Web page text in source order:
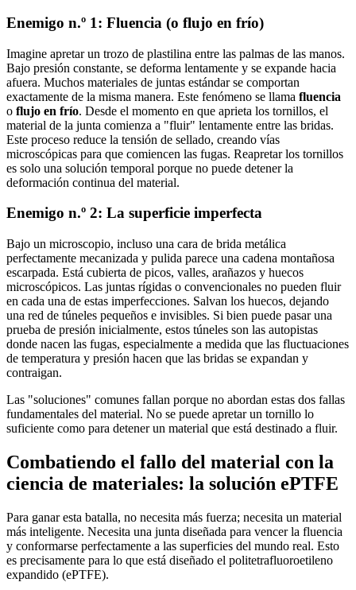
Enemigo n.º 1: Fluencia (o flujo en frío)
Imagine apretar un trozo de plastilina entre las palmas de las manos.
Bajo presión constante, se deforma lentamente y se expande hacia
afuera. Muchos materiales de juntas estándar se comportan
exactamente de la misma manera. Este fenómeno se llama fluencia
o flujo en frío. Desde el momento en que aprieta los tornillos, el
material de la junta comienza a "fluir" lentamente entre las bridas.
Este proceso reduce la tensión de sellado, creando vías
microscópicas para que comiencen las fugas. Reapretar los tornillos
es solo una solución temporal porque no puede detener la
deformación continua del material.
Enemigo n.º 2: La superficie imperfecta
Bajo un microscopio, incluso una cara de brida metálica
perfectamente mecanizada y pulida parece una cadena montañosa
escarpada. Está cubierta de picos, valles, arañazos y huecos
microscópicos. Las juntas rígidas o convencionales no pueden fluir
en cada una de estas imperfecciones. Salvan los huecos, dejando
una red de túneles pequeños e invisibles. Si bien puede pasar una
prueba de presión inicialmente, estos túneles son las autopistas
donde nacen las fugas, especialmente a medida que las fluctuaciones
de temperatura y presión hacen que las bridas se expandan y
contraigan.
Las "soluciones" comunes fallan porque no abordan estas dos fallas
fundamentales del material. No se puede apretar un tornillo lo
suficiente como para detener un material que está destinado a fluir.
Combatiendo el fallo del material con la
ciencia de materiales: la solución ePTFE
Para ganar esta batalla, no necesita más fuerza; necesita un material
más inteligente. Necesita una junta diseñada para vencer la fluencia
y conformarse perfectamente a las superficies del mundo real. Esto
es precisamente para lo que está diseñado el politetrafluoroetileno
expandido (ePTFE).